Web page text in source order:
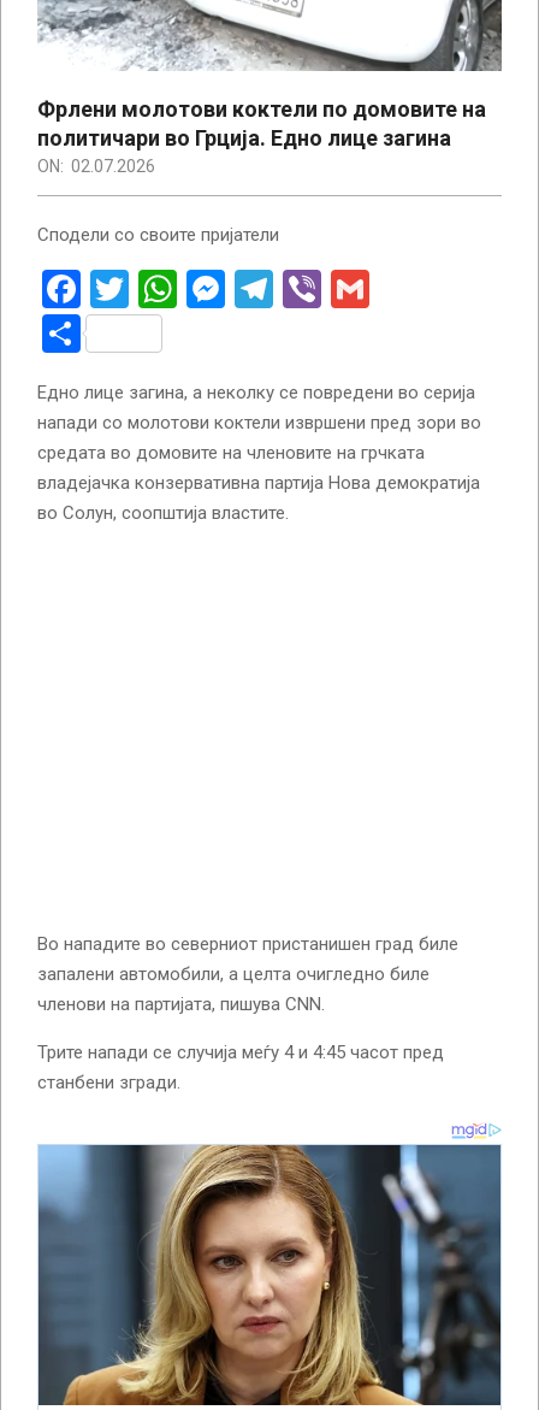
Фрлени молотови коктели по домовите на
политичари во Грција. Едно лице загина
ON: 02.07.2026
Сподели со своите пријатели
Facebook
Twitter
WhatsApp
Messenger
Telegram
Viber
Share
Едно лице загина, а неколку се повредени во серија
напади со молотови коктели извршени пред зори во
средата во домовите на членовите на грчката
владејачка конзервативна партија Нова демократија
во Солун, соопштија властите.
Во нападите во северниот пристанишен град биле
запалени автомобили, а целта очигледно биле
членови на партијата, пишува CNN.
Трите напади се случија меѓу 4 и 4:45 часот пред
станбени згради.